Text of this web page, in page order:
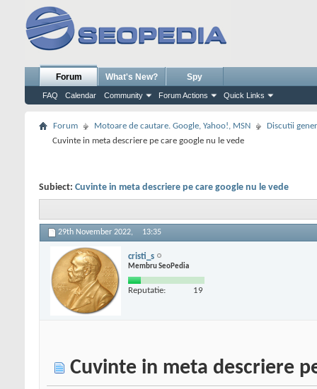
Forum
FAQ Calendar Community Forum Actions Quick Links
What's New? Spy
Forum Motoare de cautare. Google, Yahoo!, MSN
Discutii
Cuvinte in meta descriere pe care google nu le vede
Subiect: Cuvinte in meta descriere pe care google nu le vede
29th November 2022, 13:35
cristi_s
Membru SeoPedia
Reputatie: 19
Cuvinte in meta descriere